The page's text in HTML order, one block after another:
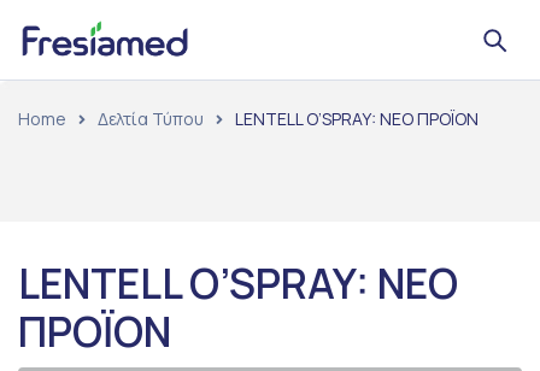
Home Δελτία Τύπου LENTELL O’SPRAY: ΝΕΟ ΠΡΟΪΟΝ
LENTELL O’SPRAY: ΝΕΟ
ΠΡΟΪΟΝ